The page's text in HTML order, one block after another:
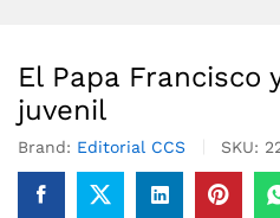
El Papa Francisco
juvenil
Brand: Editorial CCS SKU: